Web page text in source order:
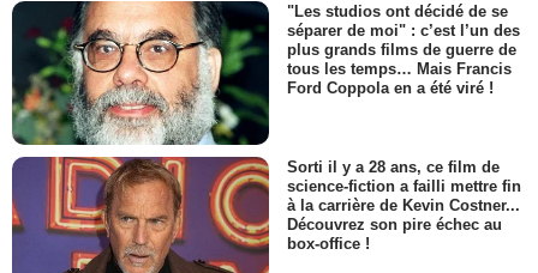
"Les studios ont décidé de se
séparer de moi" : c’est l’un des
plus grands films de guerre de
tous les temps… Mais Francis
Ford Coppola en a été viré !
Sorti il y a 28 ans, ce film de
science-fiction a failli mettre fin
à la carrière de Kevin Costner...
Découvrez son pire échec au
box-office !